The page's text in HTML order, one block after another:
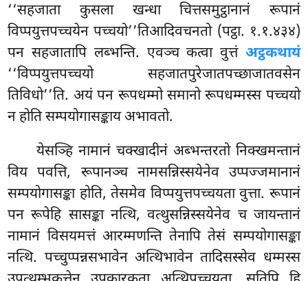
‘‘सहजाता कुसला खन्धा चित्तसमुट्ठानानं रूपानं
विप्पयुत्तपच्चयेन पच्चयो’’तिआदिवचनतो (पट्ठा. १.१.४३४)
पन सहजातापि लब्भन्ति. एवञ्च कत्वा वुत्तं अट्ठकथायं
‘‘विप्पयुत्तपच्चयो सहजातपुरेजातपच्छाजातवसेन
तिविधो’’ति. अयं पन रूपधम्मो समानो रूपधम्मस्स पच्चयो
न होति सम्पयोगासङ्काय अभावतो.
येसञ्हि नामानं चक्खादीनं अब्भन्तरतो निक्खमन्तानं
विय पवत्ति, रूपानञ्च नामसन्निस्सयेनेव उप्पज्जमानानं
सम्पयोगासङ्का होति, तेसमेव विप्पयुत्तपच्चयता वुत्ता. रूपानं
पन रूपेहि सासङ्का नत्थि, वत्थुसन्निस्सयेनेव च जायन्तानं
नामानं विसयमत्तं आरम्मणन्ति तेनापि तेसं सम्पयोगासङ्का
नत्थि. पच्चुप्पन्नसभावेन अत्थिभावेन तादिसस्सेव धम्मस्स